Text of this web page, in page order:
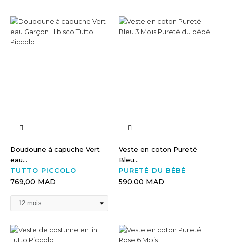
Doudoune à capuche Vert
eau...
TUTTO PICCOLO
769,00 MAD
Veste en coton Pureté
Bleu...
PURETÉ DU BÉBÉ
590,00 MAD